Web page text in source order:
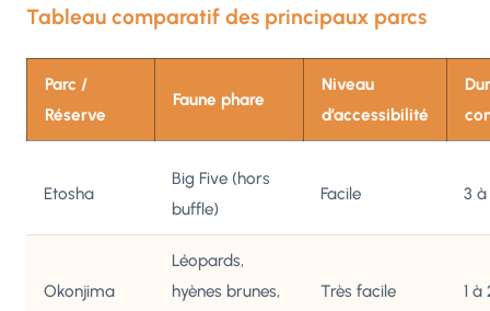
Tableau comparatif des principaux parcs
Parc /
Réserve
Faune phare
Niveau
d’accessibilité
Etosha
Big Five (hors
buffle)
Facile 3 à
Okonjima
Léopards,
hyènes brunes,
Très facile 1 à